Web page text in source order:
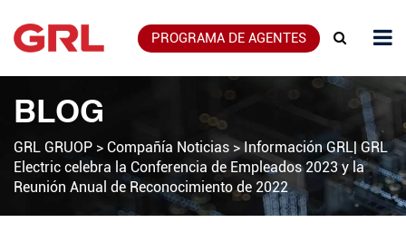
PROGRAMA DE AGENTES
BLOG
GRL GRUOP > Compañía Noticias >Información GRL| GRL
Electric celebra la Conferencia de Empleados 2023 y la
Reunión Anual de Reconocimiento de 2022